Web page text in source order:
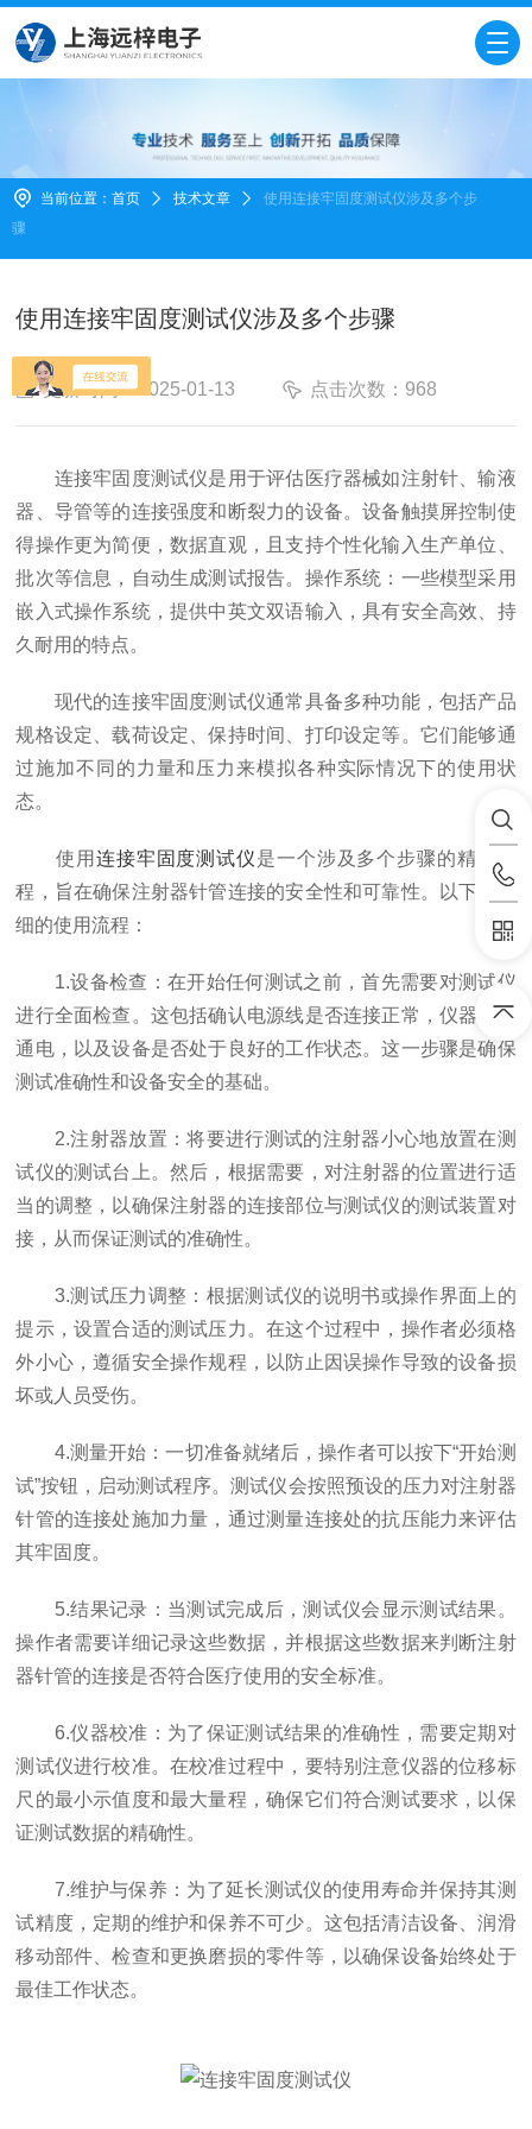
当前位置： 首页 技术文章
使用连接牢固度测试仪涉及多个步
骤
使用连接牢固度测试仪涉及多个步骤
更新时间：2025-01-13 点击次数：968
连接牢固度测试仪是用于评估医疗器械如注射针、输液
器、导管等的连接强度和断裂力的设备。设备触摸屏控制使
得操作更为简便，数据直观，且支持个性化输入生产单位、
批次等信息，自动生成测试报告。操作系统：一些模型采用
嵌入式操作系统，提供中英文双语输入，具有安全高效、持
久耐用的特点。
现代的连接牢固度测试仪通常具备多种功能，包括产品
规格设定、载荷设定、保持时间、打印设定等。它们能够通
过施加不同的力量和压力来模拟各种实际情况下的使用状
态。
使用 连接牢固度测试仪是一个涉及多个步骤的精确过
程，旨在确保注射器针管连接的安全性和可靠性。以下是详
细的使用流程：
1.设备检查：在开始任何测试之前，首先需要对测试仪
进行全面检查。这包括确认电源线是否连接正常，仪器是否
通电，以及设备是否处于良好的工作状态。这一步骤是确保
测试准确性和设备安全的基础。
2.注射器放置：将要进行测试的注射器小心地放置在测
试仪的测试台上。然后，根据需要，对注射器的位置进行适
当的调整，以确保注射器的连接部位与测试仪的测试装置对
接，从而保证测试的准确性。
3.测试压力调整：根据测试仪的说明书或操作界面上的
提示，设置合适的测试压力。在这个过程中，操作者必须格
外小心，遵循安全操作规程，以防止因误操作导致的设备损
坏或人员受伤。
4.测量开始：一切准备就绪后，操作者可以按下“开始测
试”按钮，启动测试程序。测试仪会按照预设的压力对注射器
针管的连接处施加力量，通过测量连接处的抗压能力来评估
其牢固度。
5.结果记录：当测试完成后，测试仪会显示测试结果。
操作者需要详细记录这些数据，并根据这些数据来判断注射
器针管的连接是否符合医疗使用的安全标准。
6.仪器校准：为了保证测试结果的准确性，需要定期对
测试仪进行校准。在校准过程中，要特别注意仪器的位移标
尺的最小示值度和最大量程，确保它们符合测试要求，以保
证测试数据的精确性。
7.维护与保养：为了延长测试仪的使用寿命并保持其测
试精度，定期的维护和保养不可少。这包括清洁设备、润滑
移动部件、检查和更换磨损的零件等，以确保设备始终处于
最佳工作状态。